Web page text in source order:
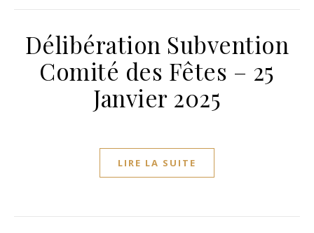
Délibération Subvention
Comité des Fêtes – 25
Janvier 2025
LIRE LA SUITE